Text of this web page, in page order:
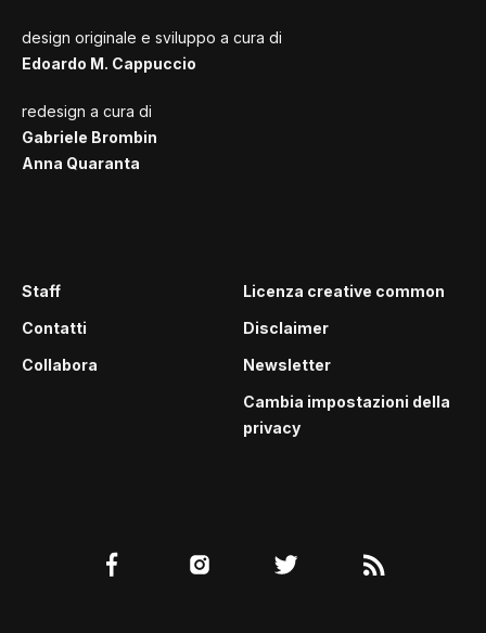
design originale e sviluppo a cura di
Edoardo M. Cappuccio
redesign a cura di
Gabriele Brombin
Anna Quaranta
Staff
Contatti
Collabora
Licenza creative common
Disclaimer
Newsletter
Cambia impostazioni della
privacy